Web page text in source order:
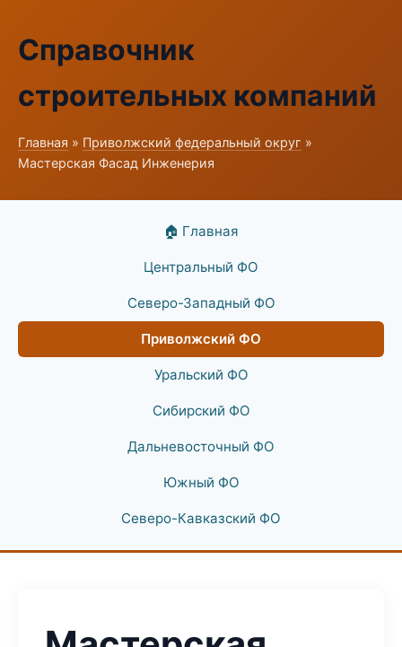
Справочник
строительных компаний
Главная » Приволжский федеральный округ »
Мастерская Фасад Инженерия
🏠 Главная
Центральный ФО
Северо-Западный ФО
Приволжский ФО
Уральский ФО
Сибирский ФО
Дальневосточный ФО
Южный ФО
Северо-Кавказский ФО